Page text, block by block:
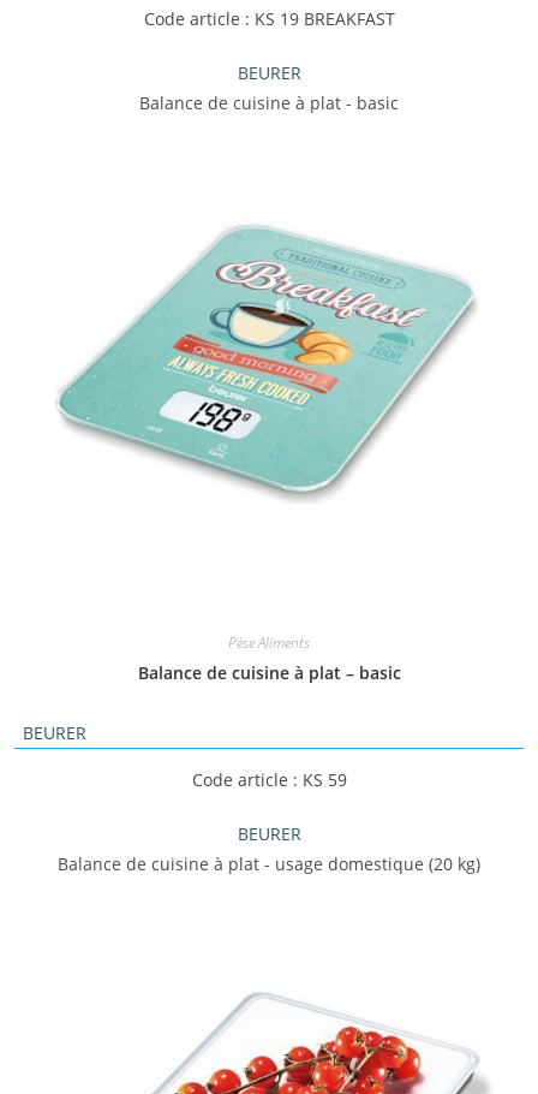
Code article : KS 19 BREAKFAST
BEURER
Balance de cuisine à plat - basic
Pèse Aliments
Balance de cuisine à plat – basic
BEURER
Code article : KS 59
BEURER
Balance de cuisine à plat - usage domestique (20 kg)